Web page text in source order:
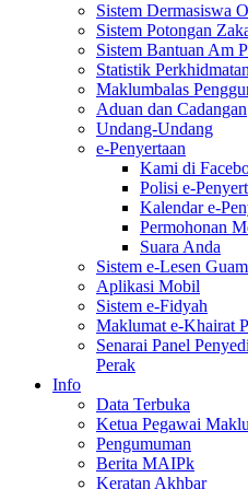
Sistem Dermasiswa
Sistem Potongan
Sistem Bantuan Am
Statistik
Maklumbalas
Aduan dan Cadangan
Undang-Undang
e-Penyertaan
Kami di
Polisi e-
Kalendar e-
Permohonan
Suara Anda
Sistem e-Lesen
Aplikasi Mobil
Sistem e-Fidyah
Maklumat e-Khairat
Senarai Panel
Perak
Info
Data Terbuka
Ketua Pegawai
Pengumuman
Berita MAIPk
Keratan Akhbar